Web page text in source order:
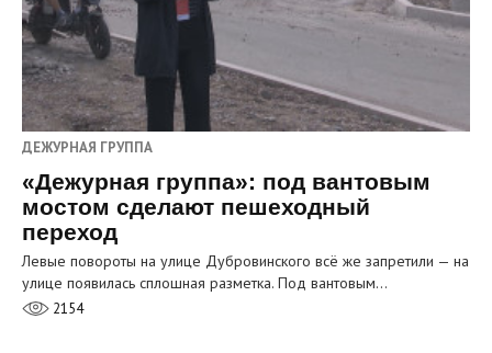
ДЕЖУРНАЯ ГРУППА
«Дежурная группа»: под вантовым
мостом сделают пешеходный
переход
Левые повороты на улице Дубровинского всё же запретили — на
улице появилась сплошная разметка. Под вантовым…
2154